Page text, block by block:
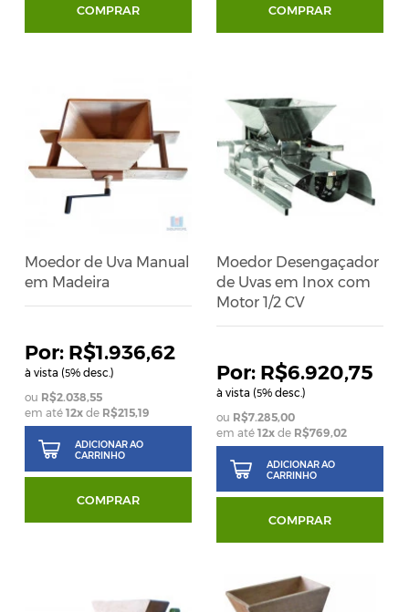
COMPRAR COMPRAR
Moedor de Uva Manual
em Madeira
R$1.936,62
à vista (5% desc.)
R$2.038,55
em até12x de R$215,19
ADICIONAR AO
CARRINHO
COMPRAR
Moedor Desengaçador
de Uvas em Inox com
Motor 1/2 CV
R$6.920,75
à vista (5% desc.)
R$7.285,00
em até 12xde R$769,02
ADICIONAR AO
CARRINHO
COMPRAR